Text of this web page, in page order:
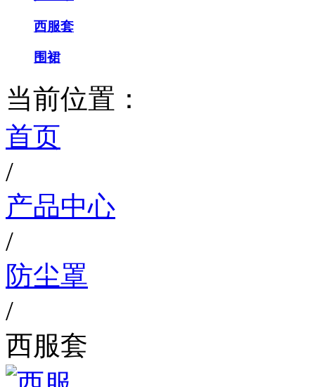
西服套
围裙
当前位置：
首页
/
产品中心
/
防尘罩
/
西服套